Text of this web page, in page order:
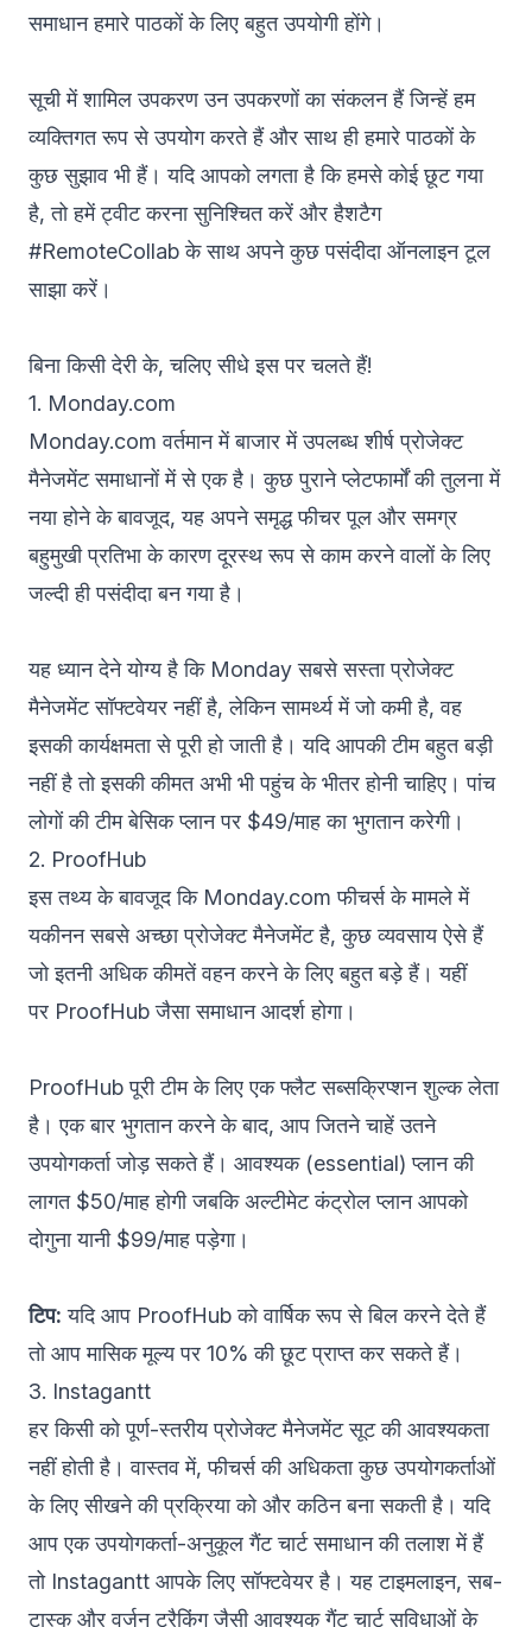
समाधान हमारे पाठकों के लिए बहुत उपयोगी होंगे।
सूची में शामिल उपकरण उन उपकरणों का संकलन हैं जिन्हें हम
व्यक्तिगत रूप से उपयोग करते हैं और साथ ही हमारे पाठकों के
कुछ सुझाव भी हैं। यदि आपको लगता है कि हमसे कोई छूट गया
है, तो हमें ट्वीट करना सुनिश्चित करें और हैशटैग
#RemoteCollab के साथ अपने कुछ पसंदीदा ऑनलाइन टूल
साझा करें।
बिना किसी देरी के, चलिए सीधे इस पर चलते हैं!
1. Monday.com
Monday.com वर्तमान में बाजार में उपलब्ध शीर्षप्रोजेक्ट
मैनेजमेंट समाधानोंमें से एक है। कुछ पुराने प्लेटफार्मों की तुलना में
नया होने के बावजूद, यह अपने समृद्ध फीचर पूल और समग्र
बहुमुखी प्रतिभा के कारण दूरस्थ रूप से काम करने वालों के लिए
जल्दी ही पसंदीदा बन गया है।
यह ध्यान देने योग्य है कि Monday सबसे सस्ता प्रोजेक्ट
मैनेजमेंट सॉफ्टवेयर नहीं है, लेकिन सामर्थ्य में जो कमी है, वह
इसकी कार्यक्षमता से पूरी हो जाती है। यदि आपकी टीम बहुत बड़ी
नहीं है तो इसकी कीमत अभी भी पहुंच के भीतर होनी चाहिए। पांच
लोगों की टीम बेसिक प्लान पर $49/माह का भुगतान करेगी।
2. ProofHub
इस तथ्य के बावजूद कि Monday.com फीचर्स के मामले में
यकीनन सबसे अच्छाप्रोजेक्ट मैनेजमेंटहै, कुछ व्यवसाय ऐसे हैं
जो इतनी अधिक कीमतें वहन करने के लिए बहुत बड़े हैं। यहीं
पर ProofHubजैसा समाधान आदर्श होगा।
ProofHub पूरी टीम के लिए एक फ्लैट सब्सक्रिप्शन शुल्क लेता
है। एक बार भुगतान करने के बाद, आप जितने चाहें उतने
उपयोगकर्ता जोड़ सकते हैं। आवश्यक (essential) प्लान की
लागत $50/माह होगी जबकि अल्टीमेट कंट्रोल प्लान आपको
दोगुना यानी $99/माह पड़ेगा।
टिप: यदि आप ProofHub को वार्षिक रूप से बिल करने देते हैं
तो आप मासिक मूल्य पर 10% की छूट प्राप्त कर सकते हैं।
3. Instagantt
हर किसी को पूर्ण-स्तरीय प्रोजेक्ट मैनेजमेंट सूट की आवश्यकता
नहीं होती है। वास्तव में, फीचर्स की अधिकता कुछ उपयोगकर्ताओं
के लिए सीखने की प्रक्रिया को और कठिन बना सकती है। यदि
आप एक उपयोगकर्ता-अनुकूलगैंट चार्ट समाधानकी तलाश में हैं
तो Instagantt आपके लिए सॉफ्टवेयर है। यह टाइमलाइन, सब-
टास्क और वर्जन ट्रैकिंग जैसी आवश्यकगैंट चार्टसुविधाओं के